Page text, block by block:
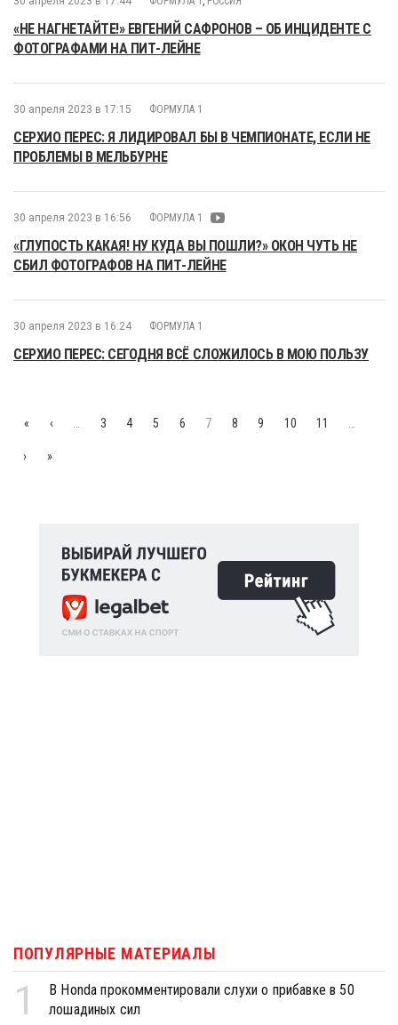
«НЕ НАГНЕТАЙТЕ!» ЕВГЕНИЙ САФРОНОВ – ОБ ИНЦИДЕНТЕ С
ФОТОГРАФАМИ НА ПИТ-ЛЕЙНЕ
30 апреля 2023 в 17:15 ФОРМУЛА 1
СЕРХИО ПЕРЕС: Я ЛИДИРОВАЛ БЫ В ЧЕМПИОНАТЕ, ЕСЛИ НЕ
ПРОБЛЕМЫ В МЕЛЬБУРНЕ
30 апреля 2023 в 16:56 ФОРМУЛА 1
«ГЛУПОСТЬ КАКАЯ! НУ КУДА ВЫ ПОШЛИ?» ОКОН ЧУТЬ НЕ
СБИЛ ФОТОГРАФОВ НА ПИТ-ЛЕЙНЕ
30 апреля 2023 в 16:24 ФОРМУЛА 1
СЕРХИО ПЕРЕС: СЕГОДНЯ ВСЁ СЛОЖИЛОСЬ В МОЮ ПОЛЬЗУ
« ‹ 3 4 5 6 7 8 9 10 11
› »
ПОПУЛЯРНЫЕ МАТЕРИАЛЫ
1
В Honda прокомментировали слухи о прибавке в 50
лошадиных сил